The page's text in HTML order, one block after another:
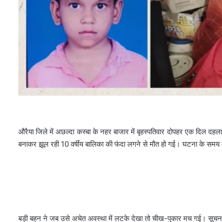
औरैया जिले में अछल्दा कस्बा के नहर बाजार में बृहस्पतिवार दोपहर एक दिल
बनाकर झूल रही 10 वर्षीय बालिका की फंदा लगने से मौत हो गई। घटना के समय
बड़ी बहन ने जब उसे अचेत अवस्था में लटके देखा तो चीख-पुकार मच गई। सूचना